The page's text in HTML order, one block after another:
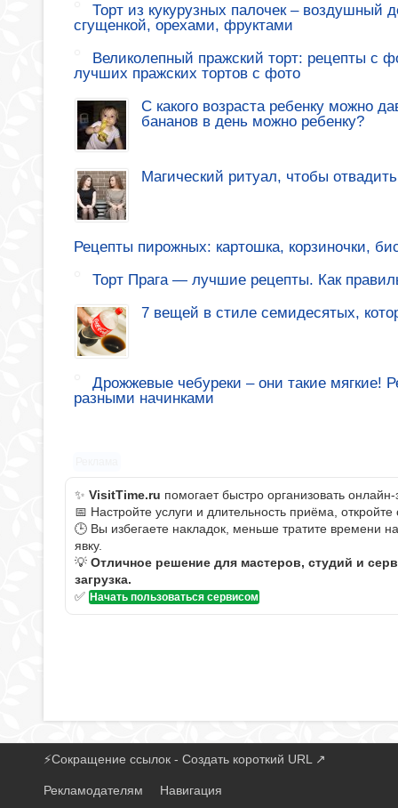
Торт из кукурузных палочек – воздушный
сгущенкой, орехами, фруктами
Великолепный пражский торт: рецепты с
лучших пражских тортов с фото
С какого возраста ребенку можно
бананов в день можно ребенку?
Магический ритуал, чтобы
Рецепты пирожных: картошка, корзиночки,
Торт Прага — лучшие рецепты. Как
7 вещей в стиле семидесятых,
Дрожжевые чебуреки – они такие мягкие!
разными начинками
✨ VisitTime.ru помогает быстро организовать
📅 Настройте услуги и длительность приёма,
🕒 Вы избегаете накладок, меньше тратите времени
явку.
💡 Отличное решение для мастеров, студий и
загрузка.
✅ Начать пользоваться сервисом
⚡Сокращение ссылок - Создать короткий URL ↗
Рекламодателям Навигация